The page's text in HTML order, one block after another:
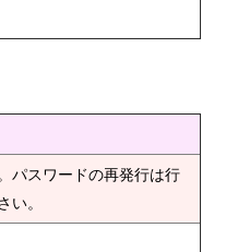
パスワードの再発行は行
い。